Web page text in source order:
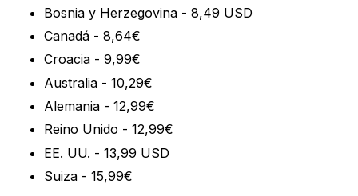
Bosnia y Herzegovina - 8,49 USD
Canadá - 8,64€
Croacia - 9,99€
Australia - 10,29€
Alemania - 12,99€
Reino Unido - 12,99€
EE. UU. - 13,99 USD
Suiza - 15,99€